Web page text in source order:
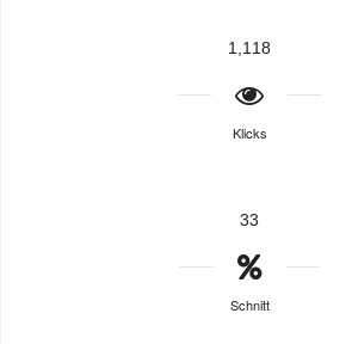
1,118
Klicks
33
Schnitt